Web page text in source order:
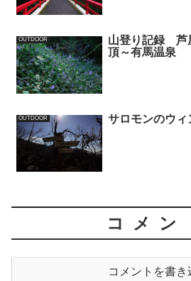
OUTDOOR
山登り記録 芦
頂～有馬温泉
OUTDOOR サロモンのウ
コメン
コメントを書き